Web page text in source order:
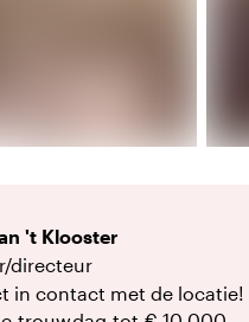
't Klooster
directeur
in contact met de locatie!